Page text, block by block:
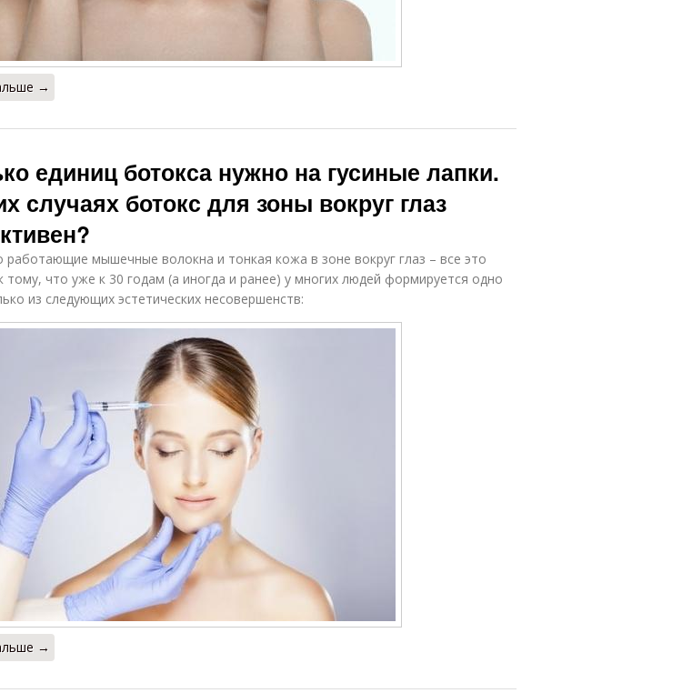
→
единиц ботокса нужно на гусиные лапки.
случаях ботокс для зоны вокруг глаз
работающие мышечные волокна и тонкая кожа в зоне вокруг глаз – все это
тому, что уже к 30 годам (а иногда и ранее) у многих людей формируется одно
из следующих эстетических несовершенств:
→